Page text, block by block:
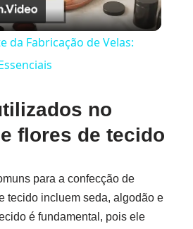
Video
da Fabricação de Velas:
no
flores de tecido
para a confecção de
tecido incluem seda, algodão e
é fundamental, pois ele